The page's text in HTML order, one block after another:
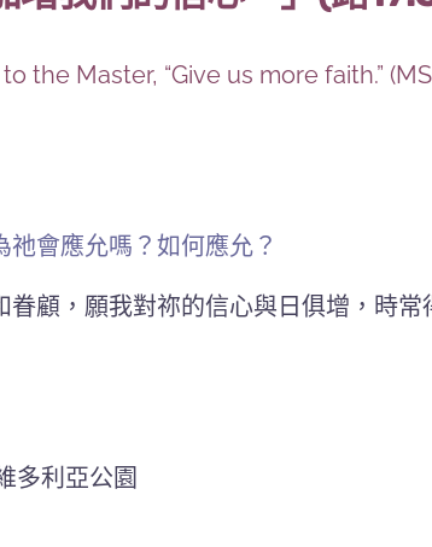
the Master, “Give us more faith.”
會應允嗎？如何應允？
顧，願我對祢的信心與日俱增，時
多利亞公園